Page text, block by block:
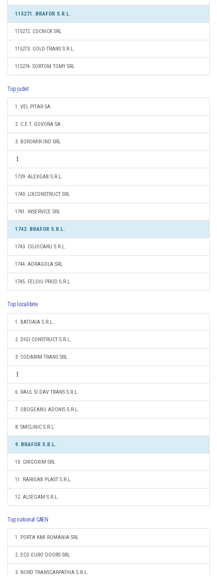
115271. BRAFOR S.R.L.
115272. COCNICK SRL
115273. GOLD-TRANS S.R.L.
115274. SORTOM TOMY SRL
Top judet
1. VEL PITAR SA
2. C.E.T. GOVORA SA
3. BOROMIR IND SRL
1739. ALEXGAB S.R.L.
1740. LIXCONSTRUCT SRL
1741. INSERVICE SRL
1742. BRAFOR S.R.L.
1743. COJOCARU S.R.L.
1744. ADRAGOLA SRL
1745. FELOIU PROD S.R.L.
Top localitate
1. BATOAIA S.R.L.
2. DIGI CONSTRUCT S.R.L.
3. CODARIM TRANS SRL
6. RAUL SI DAV TRANS S.R.L.
7. OBOGEANU ADONIS S.R.L.
8. SMCLINIC S.R.L.
9. BRAFOR S.R.L.
10. GRIGOXIM SRL
11. RARIGAB PLAST S.R.L.
12. ALSEGAM S.R.L.
Top national CAEN
1. PORTA KMI ROMANIA SRL
2. ECO EURO DOORS SRL
3. NORD TRANSCARPATHIA S.R.L.